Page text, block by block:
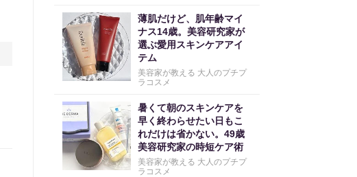
薄肌だけど、肌年齢マイ
ナス14歳。美容研究家が
選ぶ愛用スキンケアアイ
テム
美容家が教える 大人のプチプ
ラコスメ
暑くて朝のスキンケアを
早く終わらせたい日もこ
れだけは省かない。49歳
美容研究家の時短ケア術
美容家が教える 大人のプチプ
ラコスメ